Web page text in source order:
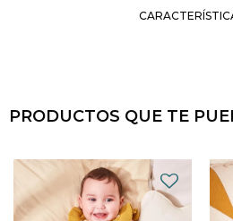
PRODUCTOS QUE TE